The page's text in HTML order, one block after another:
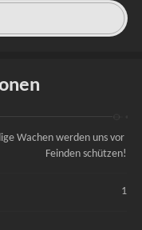
Wachen werden uns vor
Feinden schützen!
1